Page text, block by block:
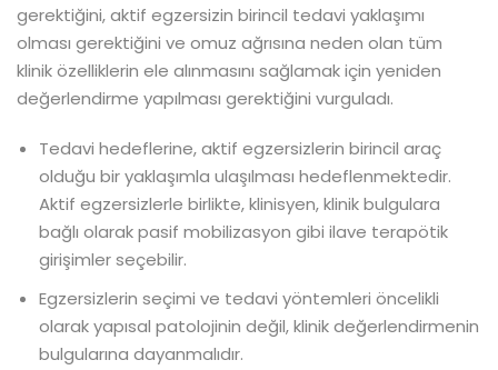
gerektiğini, aktif egzersizin birincil tedavi yaklaşımı
olması gerektiğini ve omuz ağrısına neden olan tüm
klinik özelliklerin ele alınmasını sağlamak için yeniden
değerlendirme yapılması gerektiğini vurguladı.
Tedavi hedeflerine, aktif egzersizlerin birincil araç
olduğu bir yaklaşımla ulaşılması hedeflenmektedir.
Aktif egzersizlerle birlikte, klinisyen, klinik bulgulara
bağlı olarak pasif mobilizasyon gibi ilave terapötik
girişimler seçebilir.
Egzersizlerin seçimi ve tedavi yöntemleri öncelikli
olarak yapısal patolojinin değil, klinik değerlendirmenin
bulgularına dayanmalıdır.